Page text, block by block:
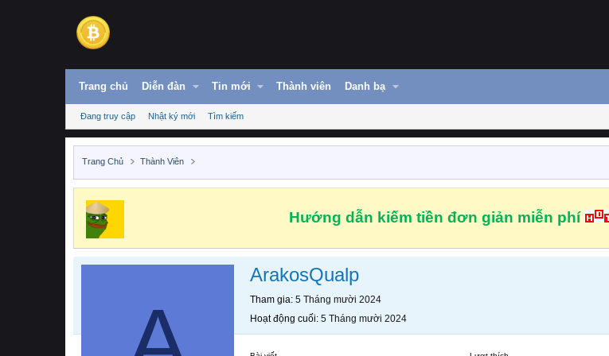
Trang chủ Diễn đàn Tin mới Thành viên Danh bạ
Đang truy cập Nhật ký mới Tìm kiếm
Trang Chủ Thành Viên
Hướng dẫn kiếm tiền đơn giản miễn phí
ArakosQualp
Tham gia 5 Tháng mười 2024
Hoạt động cuối 5 Tháng mười 2024